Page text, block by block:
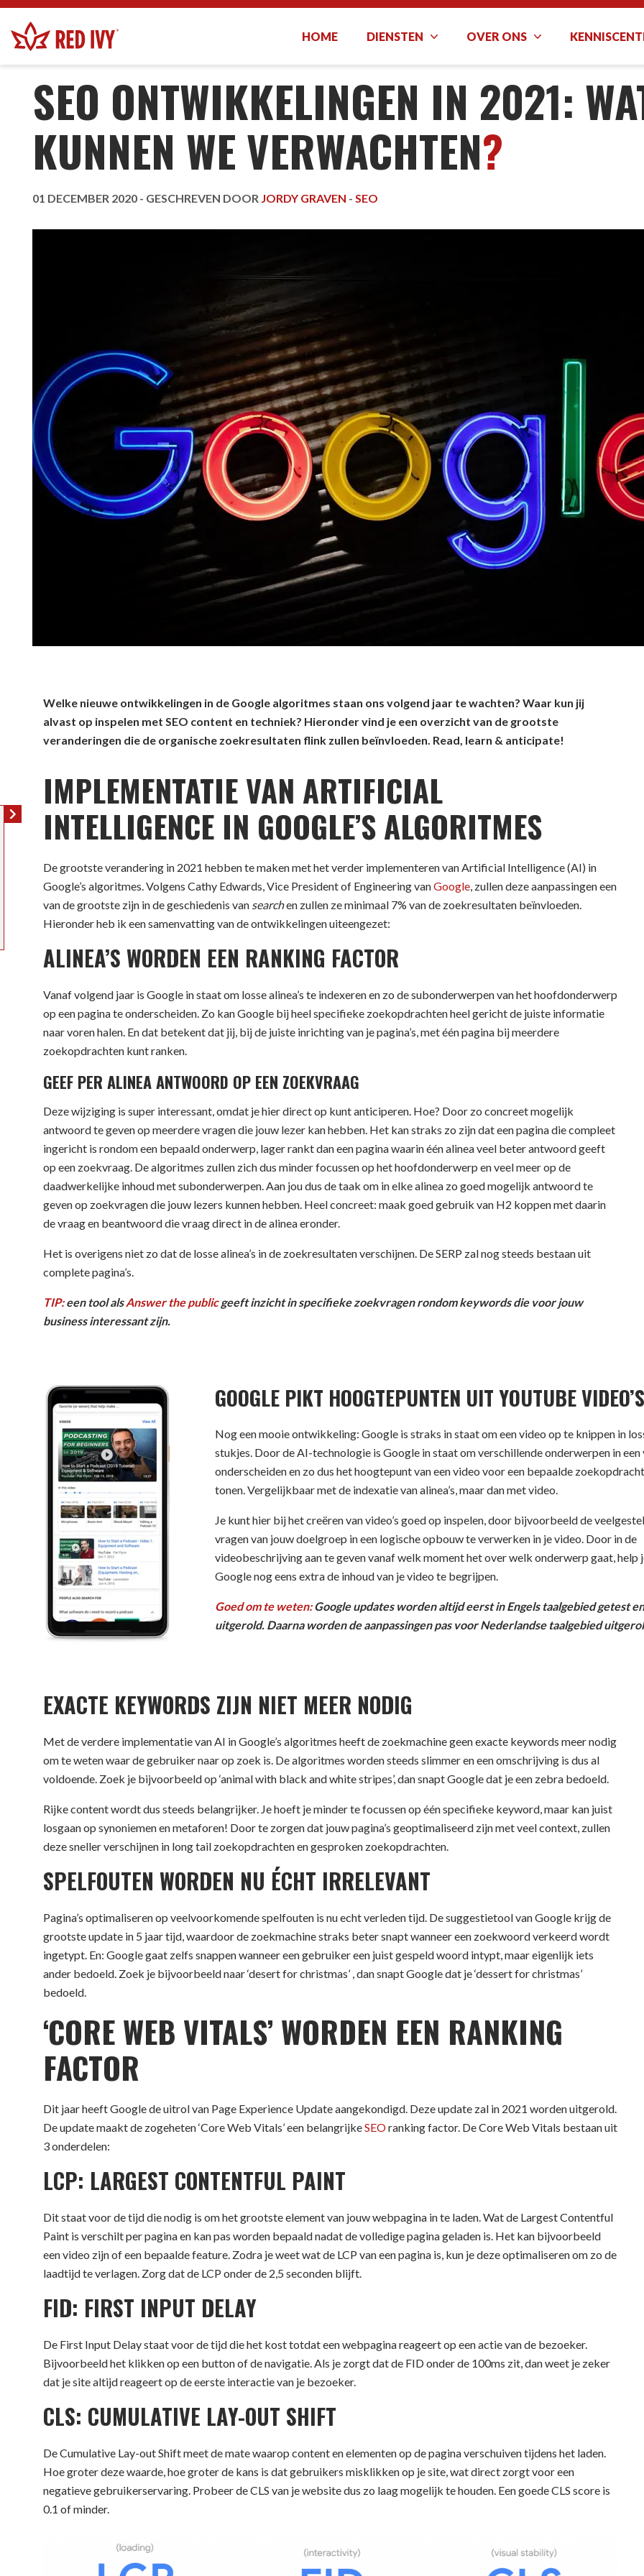
HOME DIENSTEN OVER ONS
KENNISCENTRUM
SEO ONTWIKKELINGEN IN 2021:
KUNNEN WE VERWACHTEN?
01 DECEMBER 2020 - GESCHREVEN DOOR JORDY GRAVEN - SEO
Welke nieuwe ontwikkelingen in de Google algoritmes staan ons volgend jaar te wachten? Waar kun jij
alvast op inspelen met SEO content en techniek? Hieronder vind je een overzicht van de grootste
veranderingen die de organische zoekresultaten flink zullen beïnvloeden. Read, learn & anticipate!
IMPLEMENTATIE VAN ARTIFICIAL
INTELLIGENCE IN GOOGLE’S ALGORITMES
De grootste verandering in 2021 hebben te maken met het verder implementeren van Artificial Intelligence (AI) in
Google’s algoritmes. Volgens Cathy Edwards, Vice President of Engineering vanGoogle , zullen deze aanpassingen een
van de grootste zijn in de geschiedenis van searchen zullen ze minimaal 7% van de zoekresultaten beïnvloeden.
Hieronder heb ik een samenvatting van de ontwikkelingen uiteengezet:
ALINEA’S WORDEN EEN RANKING FACTOR
Vanaf volgend jaar is Google in staat om losse alinea’s te indexeren en zo de subonderwerpen van het hoofdonderwerp
op een pagina te onderscheiden. Zo kan Google bij heel specifieke zoekopdrachten heel gericht de juiste informatie
naar voren halen. En dat betekent dat jij, bij de juiste inrichting van je pagina’s, met één pagina bij meerdere
zoekopdrachten kunt ranken.
GEEF PER ALINEA ANTWOORD OP EEN ZOEKVRAAG
Deze wijziging is super interessant, omdat je hier direct op kunt anticiperen. Hoe? Door zo concreet mogelijk
antwoord te geven op meerdere vragen die jouw lezer kan hebben. Het kan straks zo zijn dat een pagina die compleet
ingericht is rondom een bepaald onderwerp, lager rankt dan een pagina waarin één alinea veel beter antwoord geeft
op een zoekvraag. De algoritmes zullen zich dus minder focussen op het hoofdonderwerp en veel meer op de
daadwerkelijke inhoud met subonderwerpen. Aan jou dus de taak om in elke alinea zo goed mogelijk antwoord te
geven op zoekvragen die jouw lezers kunnen hebben. Heel concreet: maak goed gebruik van H2 koppen met daarin
de vraag en beantwoord die vraag direct in de alinea eronder.
Het is overigens niet zo dat de losse alinea’s in de zoekresultaten verschijnen. De SERP zal nog steeds bestaan uit
complete pagina’s.
TIP:een tool alsAnswer the publicgeeft inzicht in specifieke zoekvragen rondom keywords die voor jouw
business interessant zijn.
GOOGLE PIKT HOOGTEPUNTEN UIT YOUTUBE VIDEO’S
Nog een mooie ontwikkeling: Google is straks in staat om een video op te knippen in
stukjes. Door de AI-technologie is Google in staat om verschillende onderwerpen in een
onderscheiden en zo dus het hoogtepunt van een video voor een bepaalde
tonen. Vergelijkbaar met de indexatie van alinea’s, maar dan met video.
Je kunt hier bij het creëren van video’s goed op inspelen, door bijvoorbeeld de
vragen van jouw doelgroep in een logische opbouw te verwerken in je video. Door in de
videobeschrijving aan te geven vanaf welk moment het over welk onderwerp gaat, help
Google nog eens extra de inhoud van je video te begrijpen.
Goed om te weten:Google updates worden altijd eerst in Engels taalgebied getest en
uitgerold. Daarna worden de aanpassingen pas voor Nederlandse taalgebied
EXACTE KEYWORDS ZIJN NIET MEER NODIG
Met de verdere implementatie van AI in Google’s algoritmes heeft de zoekmachine geen exacte keywords meer nodig
om te weten waar de gebruiker naar op zoek is. De algoritmes worden steeds slimmer en een omschrijving is dus al
voldoende. Zoek je bijvoorbeeld op ‘animal with black and white stripes’, dan snapt Google dat je een zebra bedoeld.
Rijke content wordt dus steeds belangrijker. Je hoeft je minder te focussen op één specifieke keyword, maar kan juist
losgaan op synoniemen en metaforen! Door te zorgen dat jouw pagina’s geoptimaliseerd zijn met veel context, zullen
deze sneller verschijnen in long tail zoekopdrachten en gesproken zoekopdrachten.
SPELFOUTEN WORDEN NU ÉCHT IRRELEVANT
Pagina’s optimaliseren op veelvoorkomende spelfouten is nu echt verleden tijd. De suggestietool van Google krijg de
grootste update in 5 jaar tijd, waardoor de zoekmachine straks beter snapt wanneer een zoekwoord verkeerd wordt
ingetypt. En: Google gaat zelfs snappen wanneer een gebruiker een juist gespeld woord intypt, maar eigenlijk iets
ander bedoeld. Zoek je bijvoorbeeld naar ‘desert for christmas’ , dan snapt Google dat je ‘dessert for christmas’
bedoeld.
‘CORE WEB VITALS’ WORDEN EEN RANKING
FACTOR
Dit jaar heeft Google de uitrol van Page Experience Update aangekondigd. Deze update zal in 2021 worden uitgerold.
De update maakt de zogeheten ‘Core Web Vitals’ een belangrijkeSEOranking factor. De Core Web Vitals bestaan uit
3 onderdelen:
LCP: LARGEST CONTENTFUL PAINT
Dit staat voor de tijd die nodig is om het grootste element van jouw webpagina in te laden. Wat de Largest Contentful
Paint is verschilt per pagina en kan pas worden bepaald nadat de volledige pagina geladen is. Het kan bijvoorbeeld
een video zijn of een bepaalde feature. Zodra je weet wat de LCP van een pagina is, kun je deze optimaliseren om zo de
laadtijd te verlagen. Zorg dat de LCP onder de 2,5 seconden blijft.
FID: FIRST INPUT DELAY
De First Input Delay staat voor de tijd die het kost totdat een webpagina reageert op een actie van de bezoeker.
Bijvoorbeeld het klikken op een button of de navigatie. Als je zorgt dat de FID onder de 100ms zit, dan weet je zeker
dat je site altijd reageert op de eerste interactie van je bezoeker.
CLS: CUMULATIVE LAY-OUT SHIFT
De Cumulative Lay-out Shift meet de mate waarop content en elementen op de pagina verschuiven tijdens het laden.
Hoe groter deze waarde, hoe groter de kans is dat gebruikers misklikken op je site, wat direct zorgt voor een
negatieve gebruikerservaring. Probeer de CLS van je website dus zo laag mogelijk te houden. Een goede CLS score is
0.1 of minder.